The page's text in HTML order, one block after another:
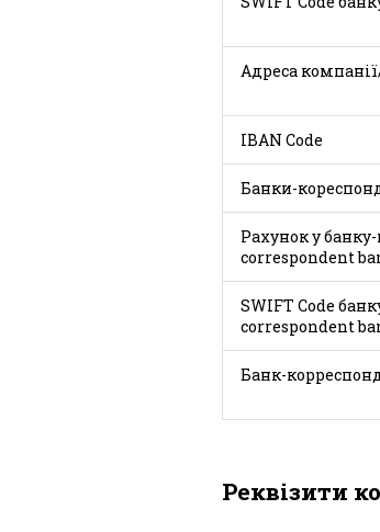
Адреса
Банки-
Рахунок у
SWIFT Code
correspondent
Банк-
Реквізити